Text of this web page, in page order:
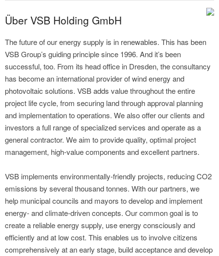
Über VSB Holding GmbH
The future of our energy supply is in renewables. This has been
VSB Group’s guiding principle since 1996. And it’s been
successful, too. From its head office in Dresden, the consultancy
has become an international provider of wind energy and
photovoltaic solutions. VSB adds value throughout the entire
project life cycle, from securing land through approval planning
and implementation to operations. We also offer our clients and
investors a full range of specialized services and operate as a
general contractor. We aim to provide quality, optimal project
management, high-value components and excellent partners.
VSB implements environmentally-friendly projects, reducing CO2
emissions by several thousand tonnes. With our partners, we
help municipal councils and mayors to develop and implement
energy- and climate-driven concepts. Our common goal is to
create a reliable energy supply, use energy consciously and
efficiently and at low cost. This enables us to involve citizens
comprehensively at an early stage, build acceptance and develop